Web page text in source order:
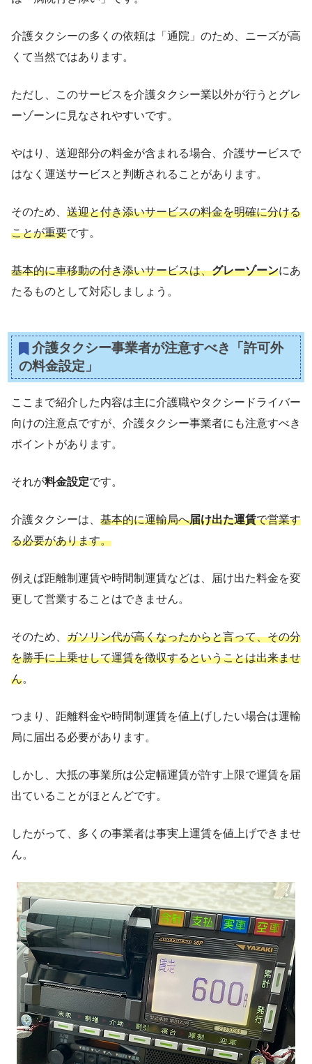
介護タクシーの多くの依頼は「通院」のため、ニーズが高
くて当然ではあります。
ただし、このサービスを介護タクシー業以外が行うとグレ
ーゾーンに見なされやすいです。
やはり、送迎部分の料金が含まれる場合、介護サービスで
はなく運送サービスと判断されることがあります。
そのため、 送迎と付き添いサービスの料金を明確に分ける
ことが重要です。
基本的に車移動の付き添いサービスは、グレーゾーンにあ
たるものとして対応しましょう。
介護タクシー事業者が注意すべき「許可外
の料金設定」
ここまで紹介した内容は主に介護職やタクシードライバー
向けの注意点ですが、介護タクシー事業者にも注意すべき
ポイントがあります。
それが料金設定です。
介護タクシーは、 基本的に運輸局へ届け出た運賃で営業す
る必要があります。
例えば距離制運賃や時間制運賃などは、届け出た料金を変
更して営業することはできません。
そのため、 ガソリン代が高くなったからと言って、その分
を勝手に上乗せして運賃を徴収するということは出来ませ
ん。
つまり、距離料金や時間制運賃を値上げしたい場合は運輸
局に届出る必要があります。
しかし、大抵の事業所は公定幅運賃が許す上限で運賃を届
出ていることがほとんどです。
したがって、多くの事業者は事実上運賃を値上げできませ
ん。